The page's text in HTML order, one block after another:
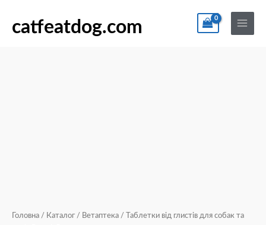
catfeatdog.com
Main
Menu
Головна / Каталог / Ветаптека / Таблетки від глистів для собак та
Таблетки
від